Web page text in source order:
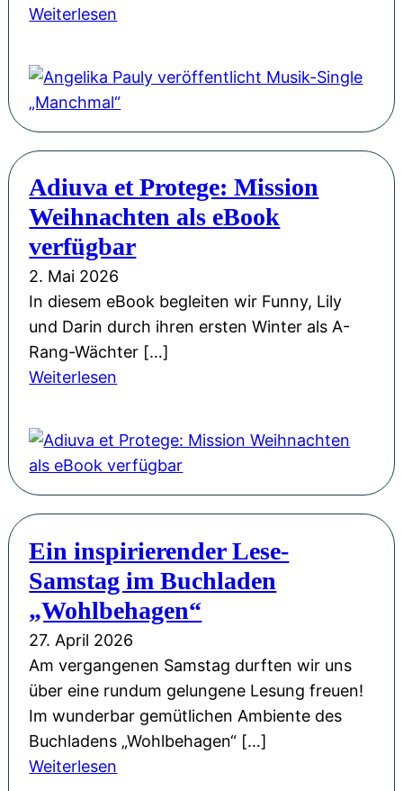
g
e
i
t
e
r
t
r
H
L
u
d
w
i
g
s
b
u
r
g
i
n
e
k
n
i
g
&
M
i
t
g
-
S
a
ß
!
e
g
e
:
U
n
s
e
r
A
u
t
r
F
o
r
i
n
M
ü
l
l
e
r
Weiterlesen
g
e
k
a
P
ö
f
f
e
n
t
l
i
c
h
t
M
u
s
Adiuva et Protege: Mission
Weihnachten als eBook
verfügbar
2. Mai 2026
In diesem eBook begleiten wir Funny, Lily
und Darin durch ihren ersten Winter als A-
Rang-Wächter […]
Weiterlesen
i
u
e
t
P
r
t
e
:
Ein inspirierender Lese-
Samstag im Buchladen
„Wohlbehagen“
27. April 2026
Am vergangenen Samstag durften wir uns
über eine rundum gelungene Lesung freuen!
Im wunderbar gemütlichen Ambiente des
Buchladens „Wohlbehagen“ […]
Weiterlesen